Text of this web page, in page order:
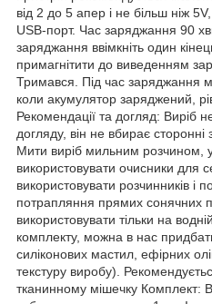
від 2 до 5 апер і не більш ніж
USB-порт. Час заряджання 90
заряджання ввімкніть один
примагнітити до виведенням
Тримався. Під час заряджання
коли акумулятор заряджений,
Рекомендації та догляд: Виріб
догляду, він не вбирає сторонні
Мити виріб мильним розчином,
використовувати очисники для
використовувати розчинників і
потрапляння прямих сонячних
використовувати тільки на
комплекту, можна в нас
силіконових мастил, ефірних
текстуру виробу).
тканинному мішечку Комплект: